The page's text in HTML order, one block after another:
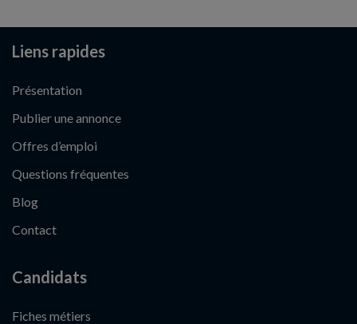
Liens rapides
Présentation
Publier une annonce
Offres d’emploi
Questions fréquentes
Blog
Contact
Candidats
Fiches métiers